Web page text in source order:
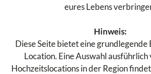
eures Lebens
Hinweis:
Diese Seite bietet eine grundlegende
Location. Eine Auswahl
Hochzeitslocations in der Region